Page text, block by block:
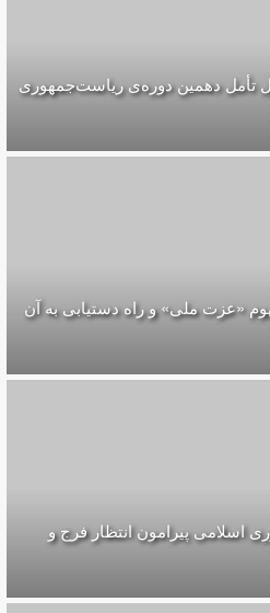
تأمل دهمین دوره‌ی ریاست‌جمهوری
«عزت ملی» و راه دستیابی به آن
اسلامی پیرامون انتظار فرج و